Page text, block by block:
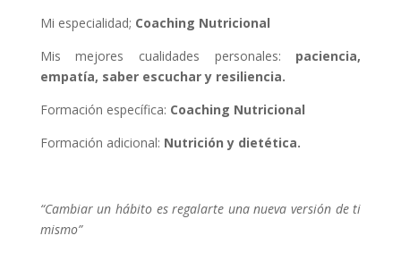
Mi especialidad; Coaching Nutricional
Mis mejores cualidades personales: paciencia,
empatía, saber escuchar y resiliencia.
Formación específica: Coaching Nutricional
Formación adicional: Nutrición y dietética.
“Cambiar un hábito es regalarte una nueva versión de ti
mismo”